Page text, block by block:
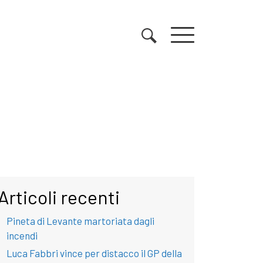
recenti
Pineta di Levante martoriata dagli
incendi
Luca Fabbri vince per distacco il GP della